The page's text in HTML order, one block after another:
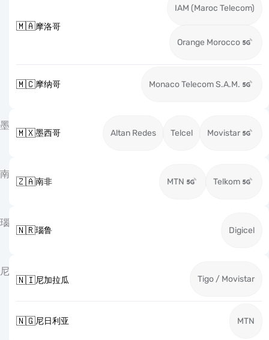
🇲🇦摩洛哥
IAM (Maroc Telecom)
Orange Morocco
🇲🇨摩纳哥 Monaco Telecom S.A.M.
墨
🇲🇽墨西哥 Altan Redes Telcel Movistar
南
🇿🇦南非 MTN Telkom
瑙
🇳🇷瑙鲁 Digicel
尼
🇳🇮尼加拉瓜 Tigo / Movistar
🇳🇬尼日利亚 MTN